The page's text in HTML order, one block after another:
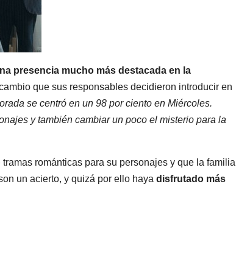
presencia mucho más destacada en la
que sus responsables decidieron introducir en
se centró en un 98 por ciento en Miércoles.
y también cambiar un poco el misterio para la
románticas para su personajes y que la familia
un acierto, y quizá por ello haya disfrutado más